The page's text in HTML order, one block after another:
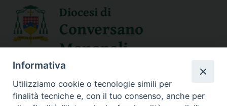
Diocesi di
Conversano
Monopoli
SEGUICI SU
Informativa
Utilizziamo cookie o tecnologie simili per
finalità tecniche e, con il tuo consenso, anche per